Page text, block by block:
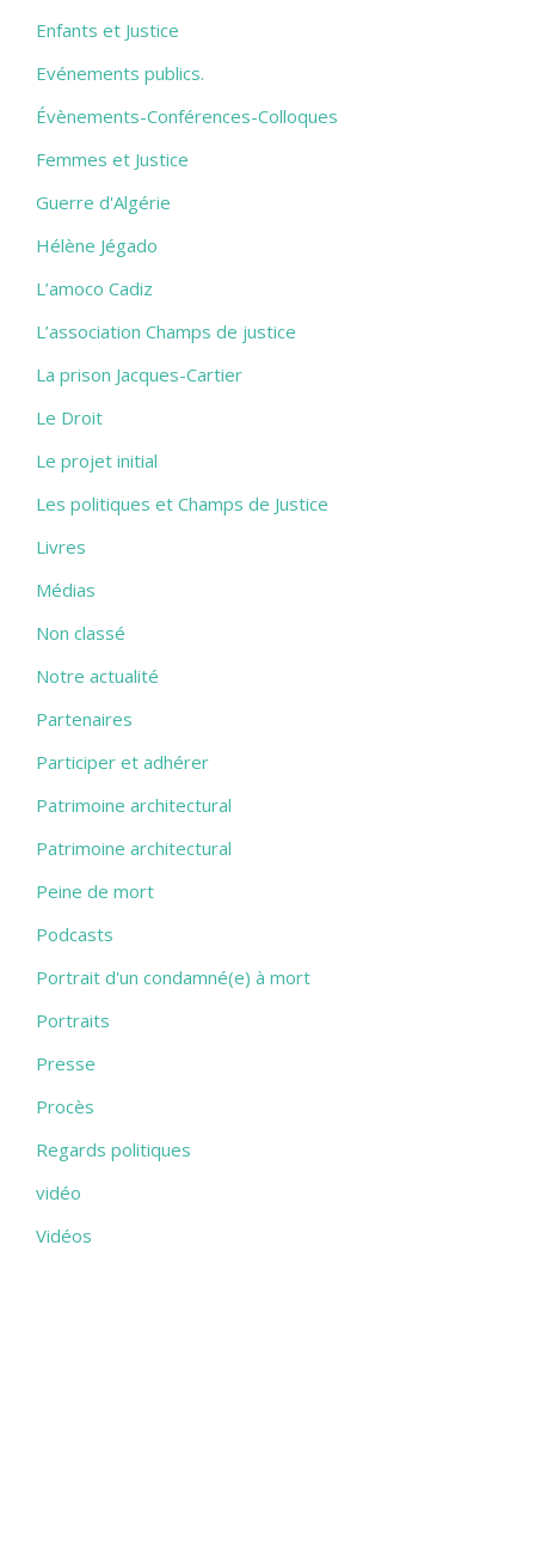
Enfants et Justice
Evénements publics.
Évènements-Conférences-Colloques
Femmes et Justice
Guerre d'Algérie
Hélène Jégado
L’amoco Cadiz
L’association Champs de justice
La prison Jacques-Cartier
Le Droit
Le projet initial
Les politiques et Champs de Justice
Livres
Médias
Non classé
Notre actualité
Partenaires
Participer et adhérer
Patrimoine architectural
Patrimoine architectural
Peine de mort
Podcasts
Portrait d'un condamné(e) à mort
Portraits
Presse
Procès
Regards politiques
vidéo
Vidéos